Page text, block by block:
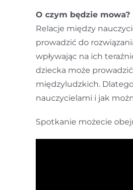
O czym będzie mowa?
Relacje między
prowadzić do
wpływając na ich
dziecka może
międzyludzkich.
nauczycielami i jak
Spotkanie możecie